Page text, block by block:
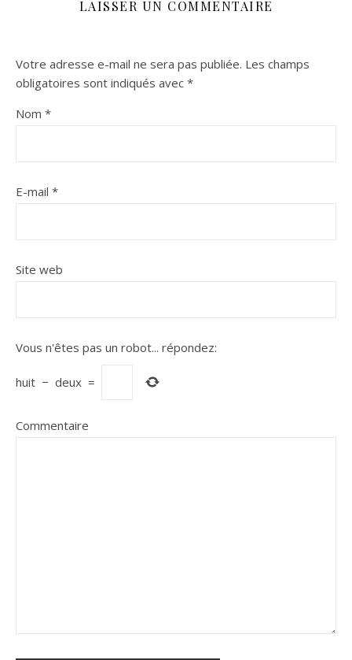
LAISSER UN COMMENTAIRE
Votre adresse e-mail ne sera pas publiée. Les champs
obligatoires sont indiqués avec *
Nom *
E-mail *
Site web
Vous n'êtes pas un robot... répondez:
huit − deux =
Commentaire